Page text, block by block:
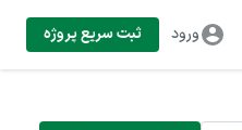
ورود ثبت سریع پروژه